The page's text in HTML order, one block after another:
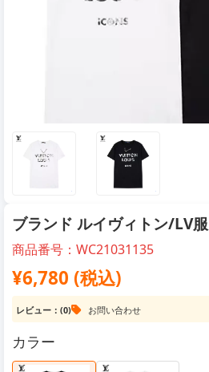
ブランド ルイヴィトン/LV服
商品番号：WC21031135
¥6,780 (税込)
レビュー：(0) お問い合わせ
カラー